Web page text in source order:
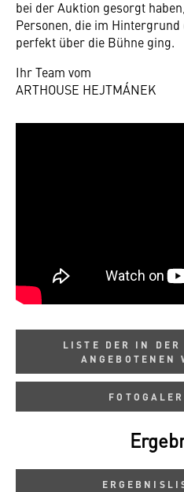
bei der Auktion gesorgt
Personen, die im
perfekt über die Bühne ging.
Ihr Team vom
ARTHOUSE HEJTMÁNEK
LISTE DER IN DER
ANGEBOTENEN